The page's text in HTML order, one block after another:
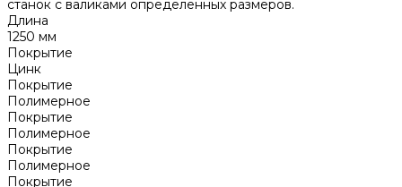
станок с валиками определенных размеров.
Длина
1250 мм
Покрытие
Цинк
Покрытие
Полимерное
Покрытие
Полимерное
Покрытие
Полимерное
Покрытие